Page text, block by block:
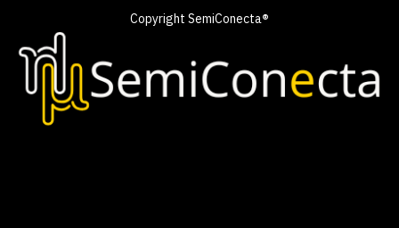
Copyright SemiConecta®